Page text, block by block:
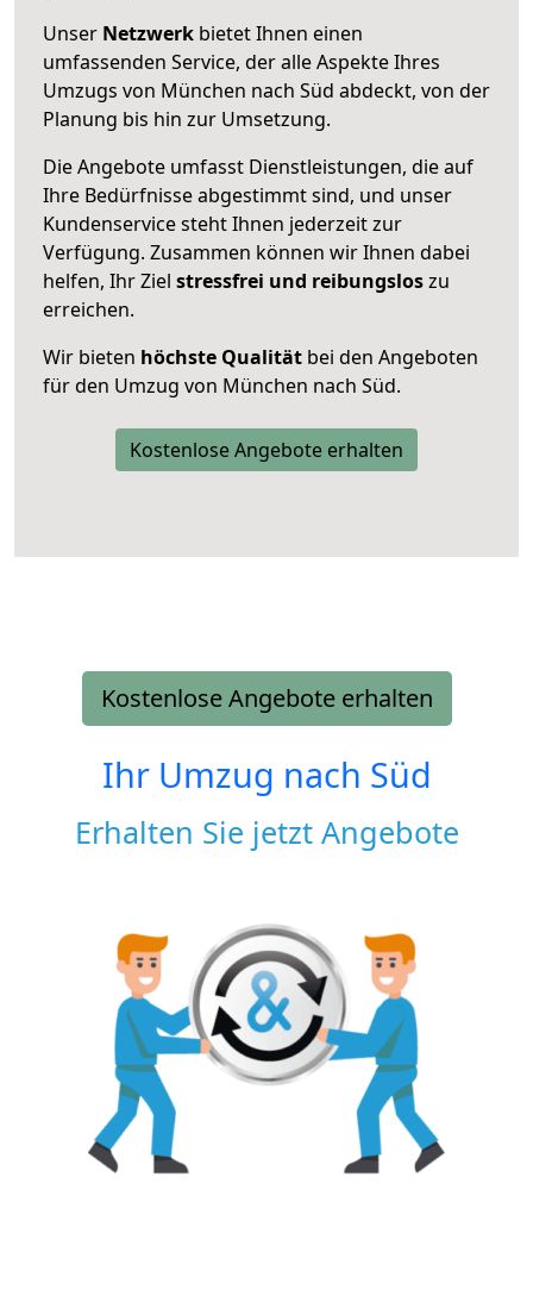
Unser Netzwerk bietet Ihnen einen
umfassenden Service, der alle Aspekte Ihres
Umzugs von München nach Süd abdeckt, von der
Planung bis hin zur Umsetzung.
Die Angebote umfasst Dienstleistungen, die auf
Ihre Bedürfnisse abgestimmt sind, und unser
Kundenservice steht Ihnen jederzeit zur
Verfügung. Zusammen können wir Ihnen dabei
helfen, Ihr Ziel stressfrei und reibungsloszu
erreichen.
Wir bieten höchste Qualität bei den Angeboten
für den Umzug von München nach Süd.
Kostenlose Angebote erhalten
Kostenlose Angebote erhalten
Ihr Umzug nach Süd
Erhalten Sie jetzt Angebote